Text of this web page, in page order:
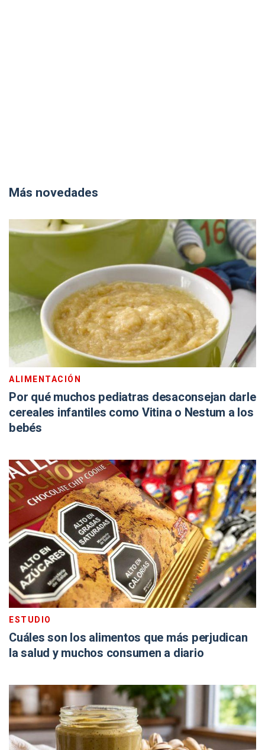
Más novedades
ALIMENTACIÓN
Por qué muchos pediatras desaconsejan darle
cereales infantiles como Vitina o Nestum a los
bebés
ESTUDIO
Cuáles son los alimentos que más perjudican
la salud y muchos consumen a diario